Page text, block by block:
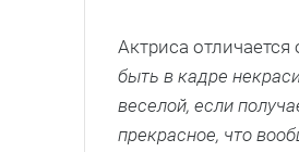
Актриса
быть в кадре
веселой, если
прекрасное, что